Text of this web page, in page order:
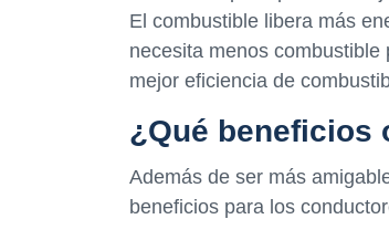
El combustible libera más
necesita menos
mejor eficiencia de
¿Qué beneficios
Además de ser más
beneficios para los